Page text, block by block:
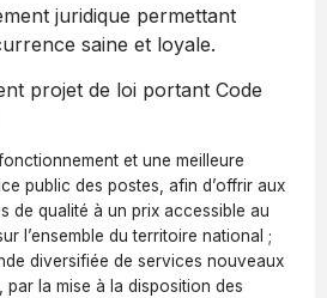
juridique permettant
saine et loyale.
projet de loi portant Code
et une meilleure
public des postes, afin d’offrir aux
de qualité à un prix accessible au
l’ensemble du territoire national ;
diversifiée de services nouveaux
par la mise à la disposition des